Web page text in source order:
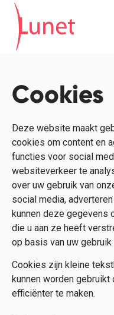
Cookies
Deze website maakt
cookies om content en
functies voor social
websiteverkeer te
over uw gebruik van
social media,
kunnen deze gegevens
die u aan ze heeft
op basis van uw gebruik
Cookies zijn kleine
kunnen worden
efficiënter te maken.